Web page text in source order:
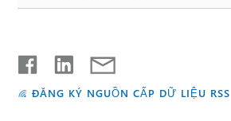
ĐĂNG KÝ NGUỒN CẤP DỮ LIỆU RSS